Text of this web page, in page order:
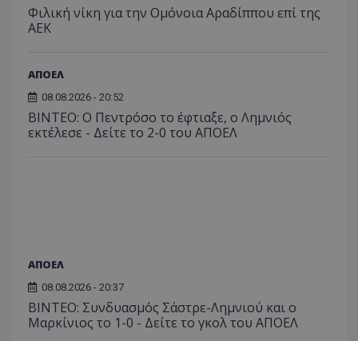
Φιλική νίκη για την Ομόνοια Αραδίππου επί της
ΑΕΚ
ΑΠΟΕΛ
08.08.2026 - 20:52
ΒΙΝΤΕΟ: Ο Πεντρόσο το έφτιαξε, ο Λημνιός
εκτέλεσε - Δείτε το 2-0 του ΑΠΟΕΛ
ΑΠΟΕΛ
08.08.2026 - 20:37
ΒΙΝΤΕΟ: Συνδυασμός Σάστρε-Λημνιού και ο
Μαρκίνιος το 1-0 - Δείτε το γκολ του ΑΠΟΕΛ